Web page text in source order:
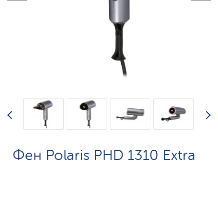
Фен Polaris PHD 1310 Extra